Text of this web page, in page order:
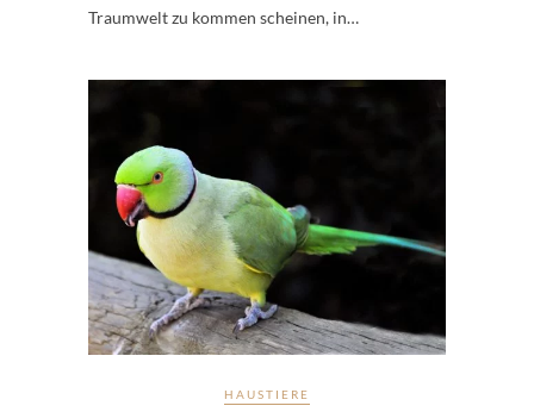
Traumwelt zu kommen scheinen, in…
HAUSTIERE